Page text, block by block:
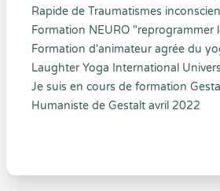
Rapide de Traumatismes
Formation NEURO "reprogrammer
Formation d'animateur agrée du
Laughter Yoga International
Je suis en cours de formation
Humaniste de Gestalt avril 2022